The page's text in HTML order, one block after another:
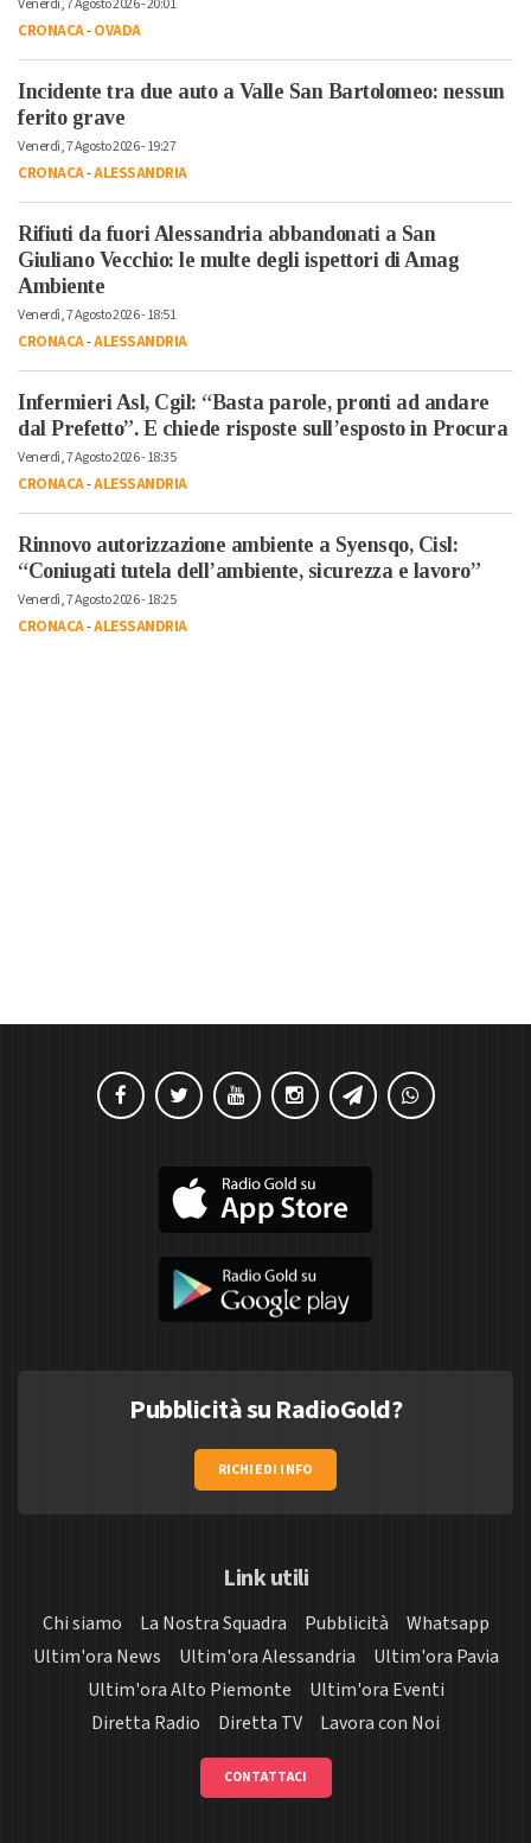
Venerdì, 7 Agosto 2026 - 20:01
CRONACA-OVADA
Incidente tra due auto a Valle San Bartolomeo: nessun
ferito grave
Venerdì, 7 Agosto 2026 - 19:27
CRONACA-ALESSANDRIA
Rifiuti da fuori Alessandria abbandonati a San
Giuliano Vecchio: le multe degli ispettori di Amag
Ambiente
Venerdì, 7 Agosto 2026 - 18:51
CRONACA-ALESSANDRIA
Infermieri Asl, Cgil: “Basta parole, pronti ad andare
dal Prefetto”. E chiede risposte sull’esposto in Procura
Venerdì, 7 Agosto 2026 - 18:35
CRONACA-ALESSANDRIA
Rinnovo autorizzazione ambiente a Syensqo, Cisl:
“Coniugati tutela dell’ambiente, sicurezza e lavoro”
Venerdì, 7 Agosto 2026 - 18:25
CRONACA-ALESSANDRIA
Pubblicità su RadioGold?
RICHIEDI INFO
Link utili
Chi siamo La Nostra Squadra Pubblicità
Whatsapp
Ultim'ora News
Ultim'ora Alessandria
Ultim'ora Pavia
Ultim'ora Alto Piemonte
Ultim'ora Eventi
Diretta Radio
Diretta TV Lavora con Noi
CONTATTACI